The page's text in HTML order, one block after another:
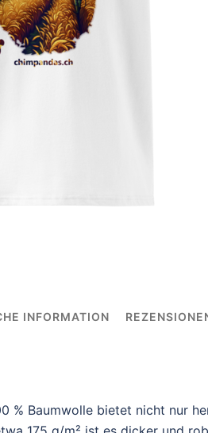
INFORMATION
% Baumwolle bietet nicht nur